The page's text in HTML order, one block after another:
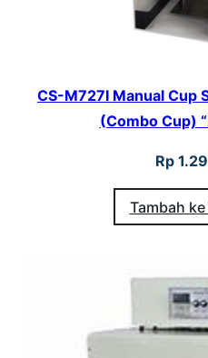
CS-M727I Manual Cup
(Combo Cup)
Rp
Tambah